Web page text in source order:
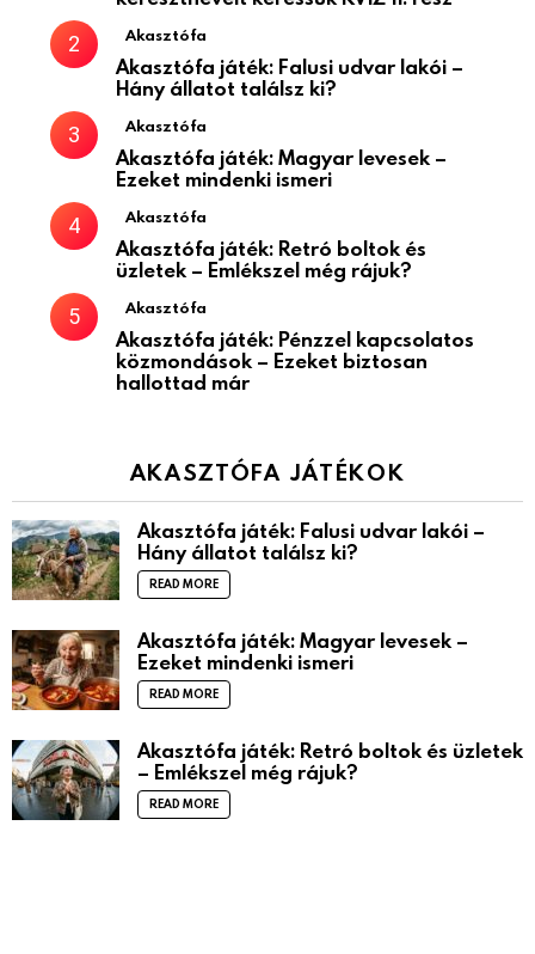
Akasztófa
Akasztófa játék: Falusi udvar lakói –
Hány állatot találsz ki?
Akasztófa
Akasztófa játék: Magyar levesek –
Ezeket mindenki ismeri
Akasztófa
Akasztófa játék: Retró boltok és
üzletek – Emlékszel még rájuk?
Akasztófa
Akasztófa játék: Pénzzel kapcsolatos
közmondások – Ezeket biztosan
hallottad már
AKASZTÓFA JÁTÉKOK
Akasztófa játék: Falusi udvar lakói –
Hány állatot találsz ki?
READ MORE
Akasztófa játék: Magyar levesek –
Ezeket mindenki ismeri
READ MORE
Akasztófa játék: Retró boltok és üzletek
– Emlékszel még rájuk?
READ MORE